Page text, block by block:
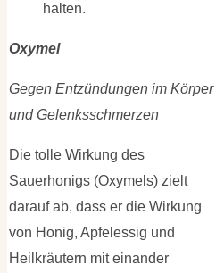
halten.
Oxymel
Gegen Entzündungen im Körper
und Gelenksschmerzen
Die tolle Wirkung des
Sauerhonigs (Oxymels) zielt
darauf ab, dass er die Wirkung
von Honig, Apfelessig und
Heilkräutern mit einander